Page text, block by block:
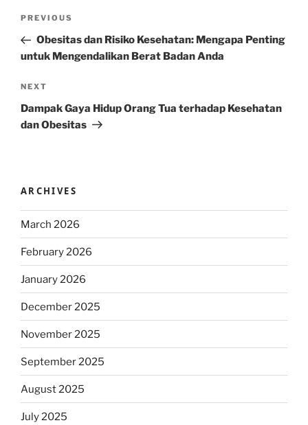
Previous
Post
PREVIOUS
Obesitas dan Risiko Kesehatan: Mengapa Penting
untuk Mengendalikan Berat Badan Anda
Next
Post
NEXT
Dampak Gaya Hidup Orang Tua terhadap Kesehatan
dan Obesitas
ARCHIVES
March 2026
February 2026
January 2026
December 2025
November 2025
September 2025
August 2025
July 2025